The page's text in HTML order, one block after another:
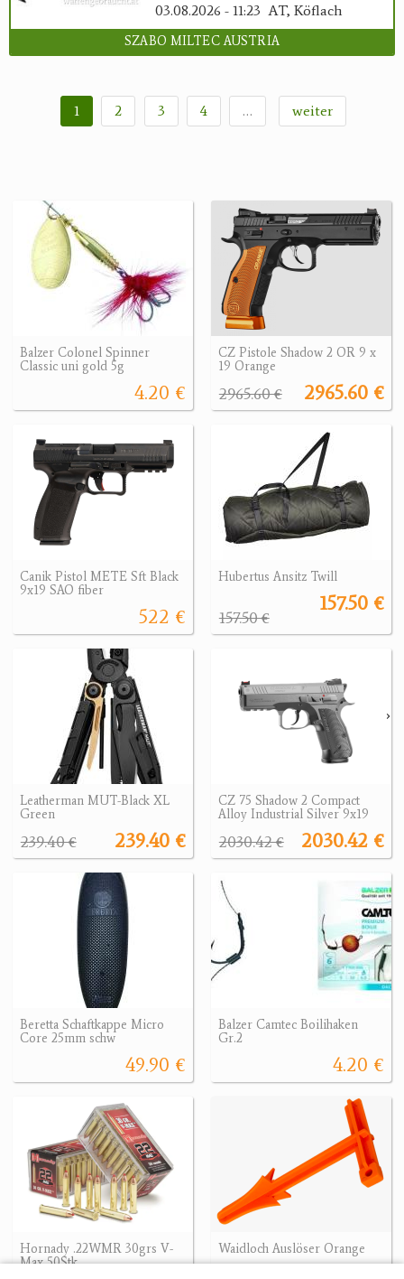
03.08.2026 - 11:23 AT, Köflach
SZABO MILTEC AUSTRIA
1 2 3 4 … weiter
Balzer Colonel Spinner
Classic uni gold 5g
4.20 €
CZ Pistole Shadow 2 OR 9 x
19 Orange
2965.60 €
2965.60 €
Canik Pistol METE Sft Black
9x19 SAO fiber
522 €
Hubertus Ansitz Twill
157.50 €
157.50 €
Leatherman MUT-Black XL
Green
239.40 €
239.40 €
CZ 75 Shadow 2 Compact
Alloy Industrial Silver 9x19
2030.42 €
2030.42 €
Beretta Schaftkappe Micro
Core 25mm schw
49.90 €
Balzer Camtec Boilihaken
Gr.2
4.20 €
Hornady .22WMR 30grs V-
Max 50Stk
Waidloch Auslöser Orange